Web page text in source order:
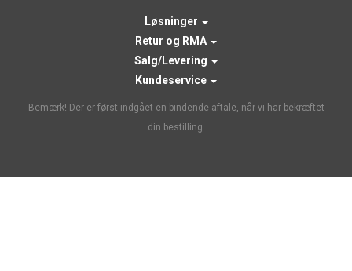
Løsninger
Retur og RMA
Salg/Levering
Kundeservice
Bemærk! Der er først indgået en bindende aftale, når vi har bekræftet
din bestilling.